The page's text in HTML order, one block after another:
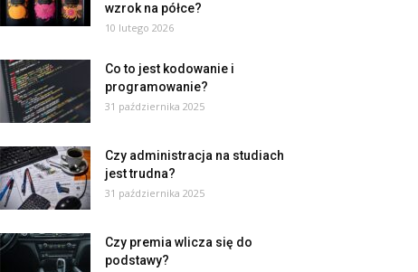
wzrok na półce?
10 lutego 2026
Co to jest kodowanie i
programowanie?
31 października 2025
Czy administracja na studiach
jest trudna?
31 października 2025
Czy premia wlicza się do
podstawy?